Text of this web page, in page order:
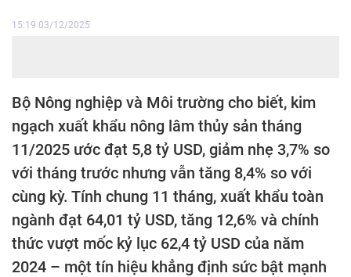
15:19 03/12/2025
Bộ Nông nghiệp và Môi trường cho biết, kim
ngạch xuất khẩu nông lâm thủy sản tháng
11/2025 ước đạt 5,8 tỷ USD, giảm nhẹ 3,7% so
với tháng trước nhưng vẫn tăng 8,4% so với
cùng kỳ. Tính chung 11 tháng, xuất khẩu toàn
ngành đạt 64,01 tỷ USD, tăng 12,6% và chính
thức vượt mốc kỷ lục 62,4 tỷ USD của năm
2024 – một tín hiệu khẳng định sức bật mạnh